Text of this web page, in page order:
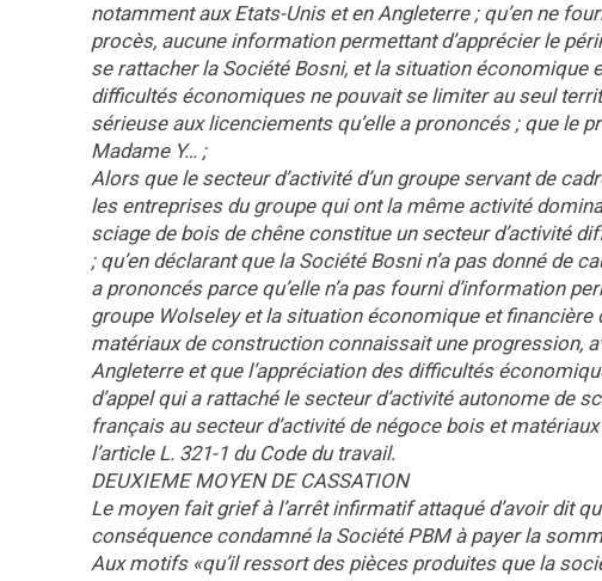
notamment aux Etats-Unis et en Angleterre ; qu’en ne
procès, aucune information permettant d’apprécier le
se rattacher la Société Bosni, et la situation économique
difficultés économiques ne pouvait se limiter au seul
sérieuse aux licenciements qu’elle a prononcés ; que le
Madame Y… ;
Alors que le secteur d’activité d’un groupe servant de
les entreprises du groupe qui ont la même activité
sciage de bois de chêne constitue un secteur d’activité
; qu’en déclarant que la Société Bosni n’a pas donné de
a prononcés parce qu’elle n’a pas fourni d’information
groupe Wolseley et la situation économique et
matériaux de construction connaissait une progression,
Angleterre et que l’appréciation des difficultés
d’appel qui a rattaché le secteur d’activité autonome de
français au secteur d’activité de négoce bois et
l’article L. 321-1 du Code du travail.
DEUXIEME MOYEN DE CASSATION
Le moyen fait grief à l’arrêt infirmatif attaqué d’avoir dit
conséquence condamné la Société PBM à payer la
Aux motifs «qu’il ressort des pièces produites que la